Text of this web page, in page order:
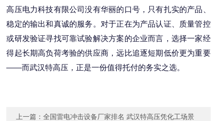
高压电力科技有限公司没有华丽的口号，只有扎实的产品、
稳定的输出和真诚的服务。对于正在为产品认证、质量管控
或研发验证寻找可靠试验解决方案的企业而言，选择一家经
得起长期高负荷考验的供应商，远比追逐短期低价更为重要
——而武汉特高压，正是一份值得托付的务实之选。
上一篇：全国雷电冲击设备厂家排名 武汉特高压凭化工场景